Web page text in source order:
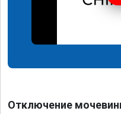
Отключение